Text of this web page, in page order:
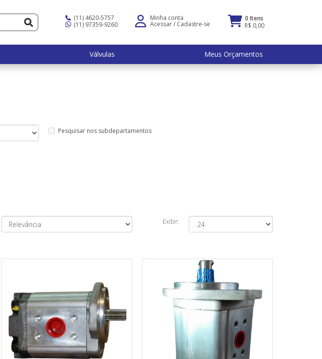
(11) 4620-5757
(11) 97359-9260
Minha conta
Acessar/ Cadastre-se
0 Itens
R$ 0,00
Válvulas Meus Orçamentos
Pesquisar nos subdepartamentos
Exibir: